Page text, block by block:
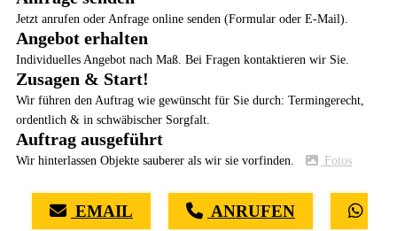
Jetzt anrufen oder Anfrage online senden (Formular oder E-Mail).
Angebot erhalten
Individuelles Angebot nach Maß. Bei Fragen kontaktieren wir Sie.
Zusagen & Start!
Wir führen den Auftrag wie gewünscht für Sie durch: Termingerecht,
ordentlich & in schwäbischer Sorgfalt.
Auftrag ausgeführt
Wir hinterlassen Objekte sauberer als wir sie vorfinden. Fotos
EMAIL ANRUFEN